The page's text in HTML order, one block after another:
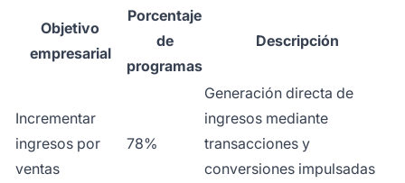
Objetivo
empresarial
Porcentaje
de
programas
Descripción
Incrementar
ingresos por
ventas
78%
Generación directa de
ingresos mediante
transacciones y
conversiones impulsadas